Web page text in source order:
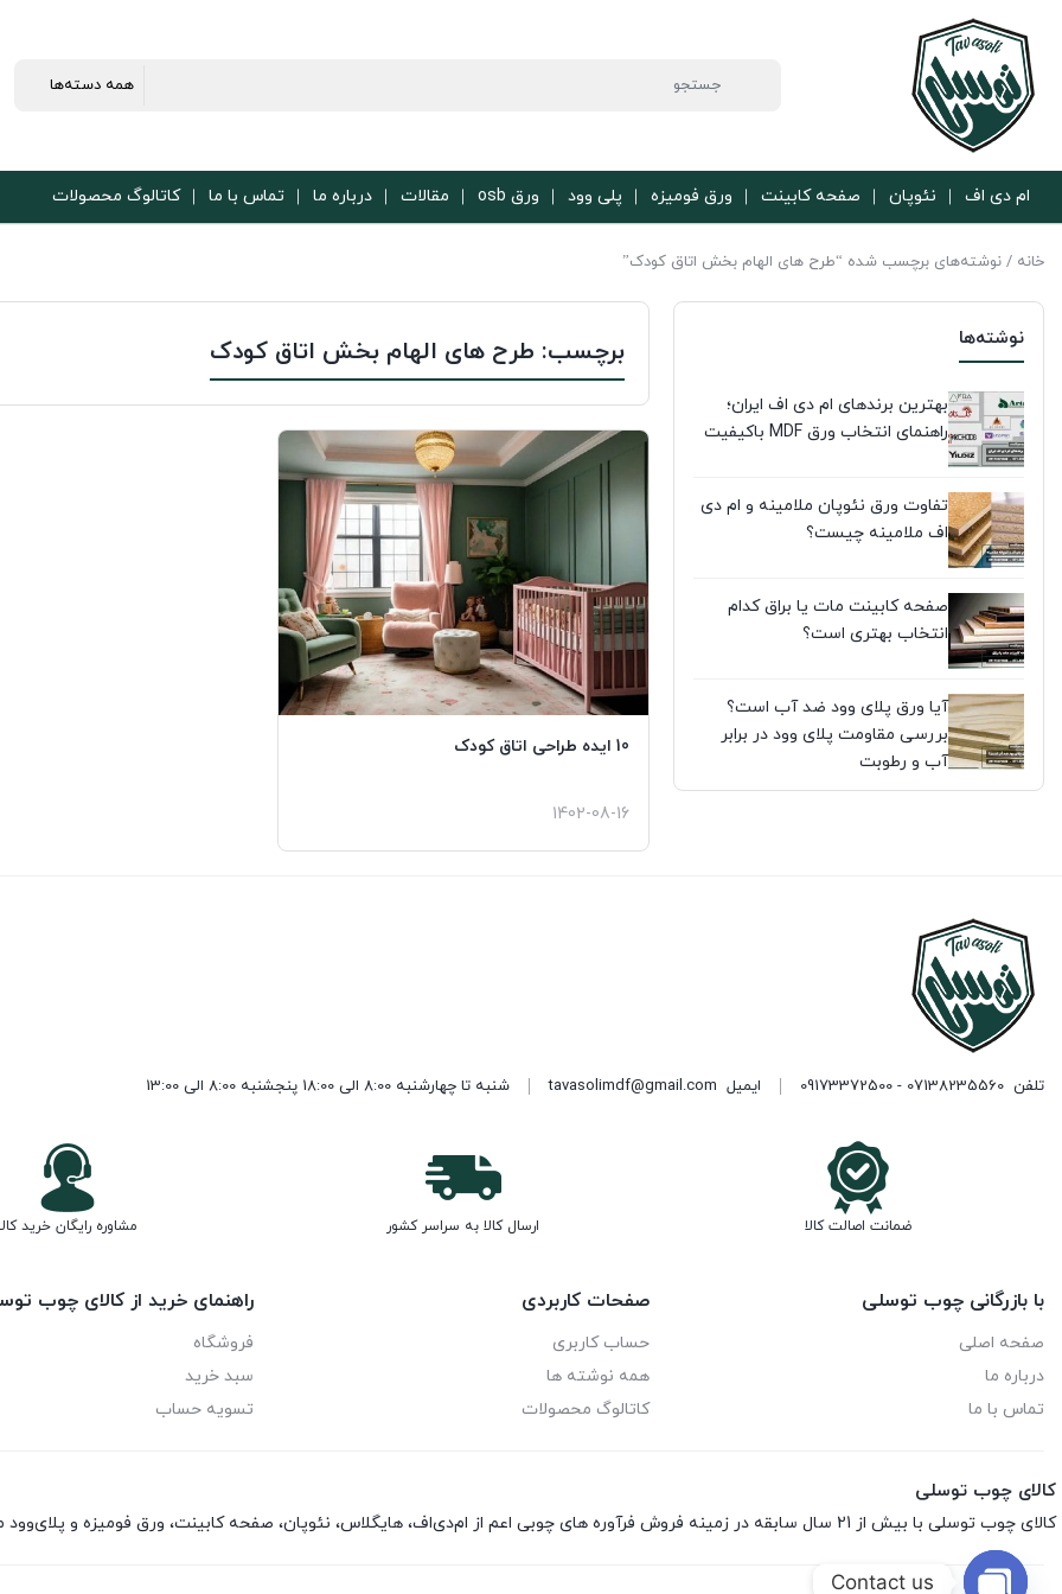
ام دی اف نئوپان صفحه کابینت ورق فومیزه پلی وود ورق osb مقالات درباره ما تماس با ما کاتالوگ محصولات
خانه / نوشته‌های برچسب شده “طرح های الهام بخش اتاق کودک”
نوشته‌ها
بهترین برندهای ام دی اف ایران؛
راهنمای انتخاب ورق MDF باکیفیت
تفاوت ورق نئوپان ملامینه و ام دی
اف ملامینه چیست؟
صفحه کابینت مات یا براق کدام
انتخاب بهتری است؟
آیا ورق پلای وود ضد آب است؟
بررسی مقاومت پلای وود در برابر
آب و رطوبت
برچسب: طرح های الهام بخش اتاق کودک
10 ایده طراحی اتاق کودک
1402-08-16
تلفن 07138235560 - 09173372500 ایمیل tavasolimdf@gmail.com شنبه تا چهارشنبه 8:00 الی 18:00 پنجشنبه 8:00 الی 13:00
ضمانت اصالت کالا ارسال کالا به سراسر کشور مشاوره رایگان خرید
با بازرگانی چوب توسلی
صفحه اصلی
درباره ما
تماس با ما
صفحات کاربردی
حساب کاربری
همه نوشته ها
کاتالوگ محصولات
راهنمای خرید از کالای چوب
فروشگاه
سبد خرید
تسویه حساب
کالای چوب توسلی
کالای چوب توسلی با بیش از 21 سال سابقه در زمینه فروش فرآوره های چوبی اعم از ام‌دی‌اف، هایگلاس، نئوپان، صفحه کابینت، ورق فومیزه و پلای‌وود می باشد.
Contact us